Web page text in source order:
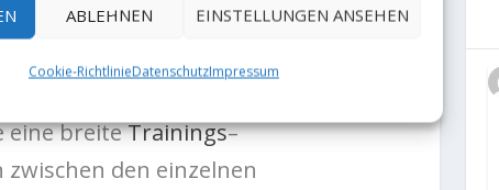
ABLEHNEN EINSTELLUNGEN ANSEHEN
Cookie-RichtlinieDatenschutzImpressum
Marke
eine breiteTrainings–
zwischen den einzelnen